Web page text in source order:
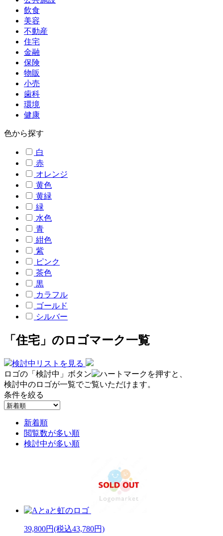
飲食
美容
不動産
住宅
金融
保険
物販
小売
歯科
環境
健康
色から探す
白
赤
オレンジ
黄色
黄緑
緑
水色
青
紺色
紫
ピンク
茶色
黒
カラフル
ゴールド
シルバー
「住宅」のロゴマーク一覧
検討中リストを見る
ロゴの「検討中」ボタン
を押すと、
検討中のロゴが一覧でご覧いただけます。
条件を絞る
新着順
閲覧数が多い順
検討中が多い順
39,800円(税込43,780円)